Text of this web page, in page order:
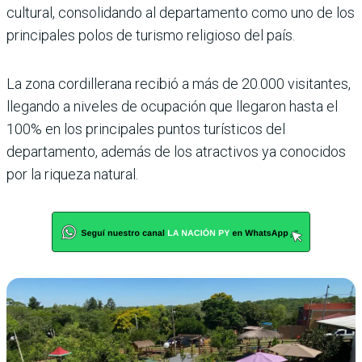
cultural, consolidando al departamento como uno de los
principales polos de turismo religioso del país.
La zona cordillerana recibió a más de 20.000 visitantes,
llegando a niveles de ocupación que llegaron hasta el
100% en los principales puntos turísticos del
departamento, además de los atractivos ya conocidos
por la riqueza natural.